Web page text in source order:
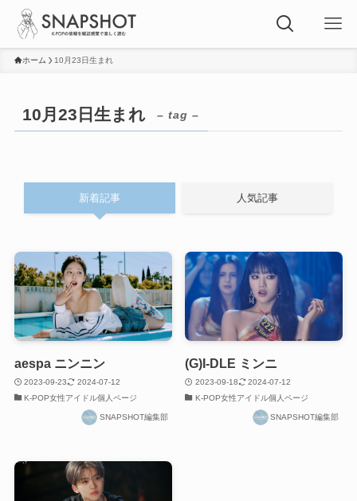
ホーム 10月23日生まれ
10月23日生まれ – tag –
新着記事 人気記事
aespa ニンニン
2023-09-23
2024-07-12
K-POP女性アイドル個人ページ
SNAPSHOT編集部
(G)I-DLE ミンニ
2023-09-18
2024-07-12
K-POP女性アイドル個人ページ
SNAPSHOT編集部